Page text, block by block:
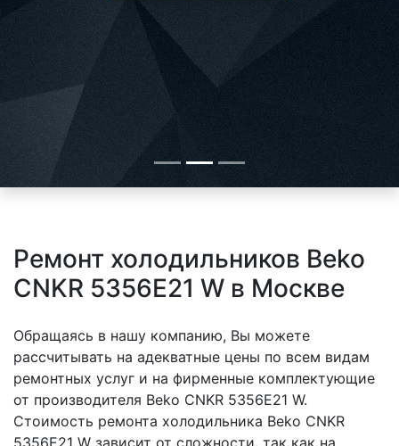
Ремонт холодильников Beko
CNKR 5356E21 W в Москве
Обращаясь в нашу компанию, Вы можете
рассчитывать на адекватные цены по всем видам
ремонтных услуг и на фирменные комплектующие
от производителя Beko CNKR 5356E21 W.
Стоимость ремонта холодильника Beko CNKR
5356E21 W зависит от сложности, так как на